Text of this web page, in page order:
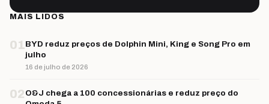
MAIS LIDOS
01BYD reduz preços de Dolphin Mini, King e Song Pro em
julho
16 de julho de 2026
02 O&J chega a 100 concessionárias e reduz preço do